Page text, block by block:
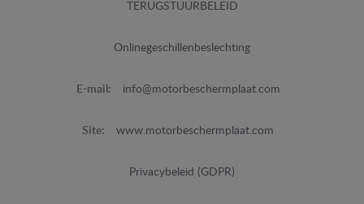
TERUGSTUURBELEID
Onlinegeschillenbeslechting
E-mail: info@motorbeschermplaat.com
Site: www.motorbeschermplaat.com
Privacybeleid (GDPR)